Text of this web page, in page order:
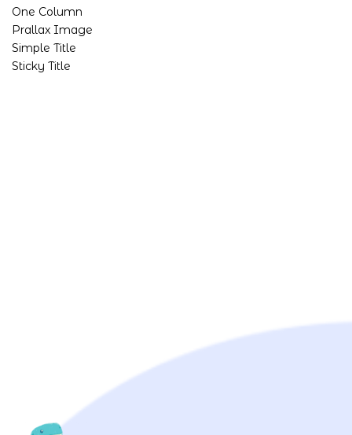
One Column
Prallax Image
Simple Title
Sticky Title